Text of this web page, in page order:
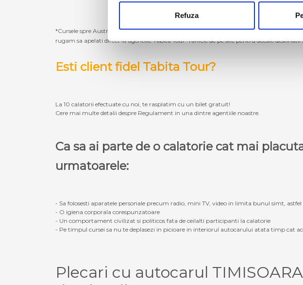
Refuza
*Cursele spre Austria, Germania, Belgia, Olanda, Luxemburg momentan nu se mai
rugam sa apelati direct la agentiile Tabita Tour. Tarifele de pe site pentru aceste
Esti client fidel Tabita Tour?
La 10 calatorii efectuate cu noi, te rasplatim cu un bilet gratuit!
Cere mai multe detalii despre Regulament in una dintre agentiile noastre.
Ca sa ai parte de o calatorie cat mai
urmatoarele:
- Sa folosesti aparatele personale precum radio, mini TV, video in limita bunul simt, astfel
- O igiena corporala corespunzatoare
- Un comportament civilizat si politicos fata de ceilalti participanti la calatorie
- Pe timpul cursei sa nu te deplasezi in picioare in interiorul autocarului atata timp cat
Plecari cu autocarul